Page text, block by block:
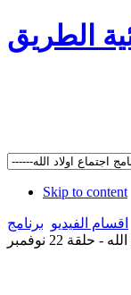
الطريق
Skip to content
اقسام الفيديو برنامج
- حلقة 22 نوفمبر